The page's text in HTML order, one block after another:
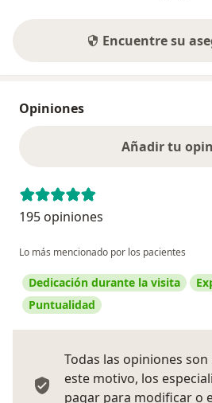
Encuentre su
Opiniones
Añadir tu
195 opiniones
Lo más mencionado por los pacientes
Dedicación durante la visita
Puntualidad
Todas las opiniones
este motivo, los
pagar para modificar o